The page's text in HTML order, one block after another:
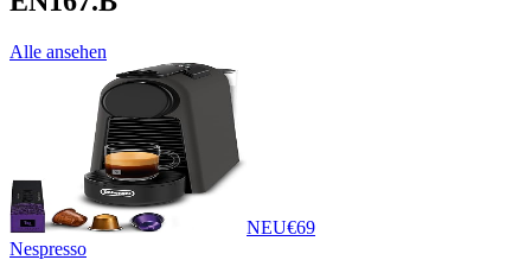
Alle ansehen
NEU€69
Nespresso